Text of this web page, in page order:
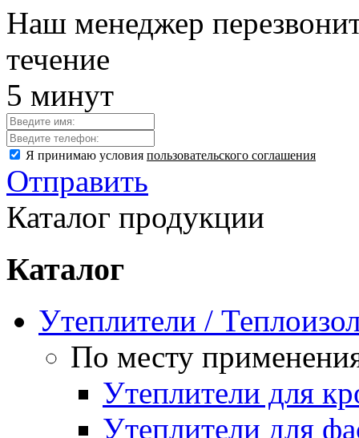
Наш менеджер
течение
5 минут
Я принимаю условия пользовательского соглашения
Отправить
Каталог продукции
Каталог
Утеплители /
По месту
Утеплители для
Утеплители для